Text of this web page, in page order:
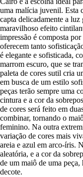
uma malícia juvenil. Esta
capta delicadamente a
maravilhoso efeito
impressão é composta
oferecem tanto
é elegante e sofisticada,
marrom escuro, que se
paleta de cores sutil cria
em busca de um estilo
peças terão sempre uma
cintura e a cor da
de cores será feito em
combinar, tornando o
feminino. Na outra
variação de cores mais
areia e azul em arco-íris.
aleatória, e a cor da
de um maiô de uma peça,
decote.